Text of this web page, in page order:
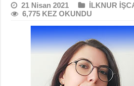
21 Nisan 2021
İLKNUR
6,775 KEZ OKUNDU